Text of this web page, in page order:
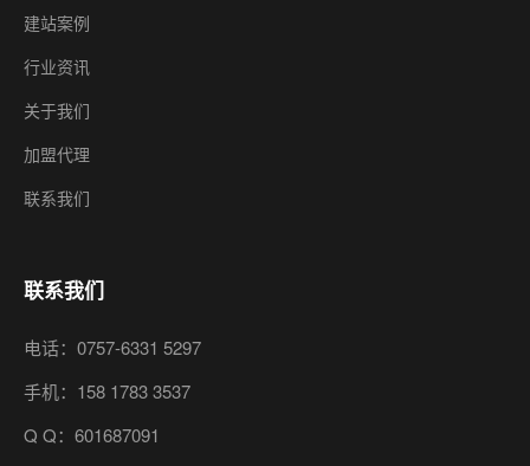
建站案例
行业资讯
关于我们
加盟代理
联系我们
联系我们
电话：0757-6331 5297
手机：158 1783 3537
Q Q：601687091